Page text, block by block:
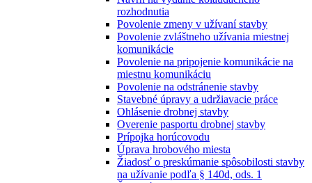
rozhodnutia
Povolenie zmeny v užívaní stavby
Povolenie zvláštneho užívania miestnej
komunikácie
Povolenie na pripojenie komunikácie na
miestnu komunikáciu
Povolenie na odstránenie stavby
Stavebné úpravy a udržiavacie práce
Ohlásenie drobnej stavby
Overenie pasportu drobnej stavby
Prípojka horúcovodu
Úprava hrobového miesta
Žiadosť o preskúmanie spôsobilosti stavby
na užívanie podľa § 140d, ods. 1